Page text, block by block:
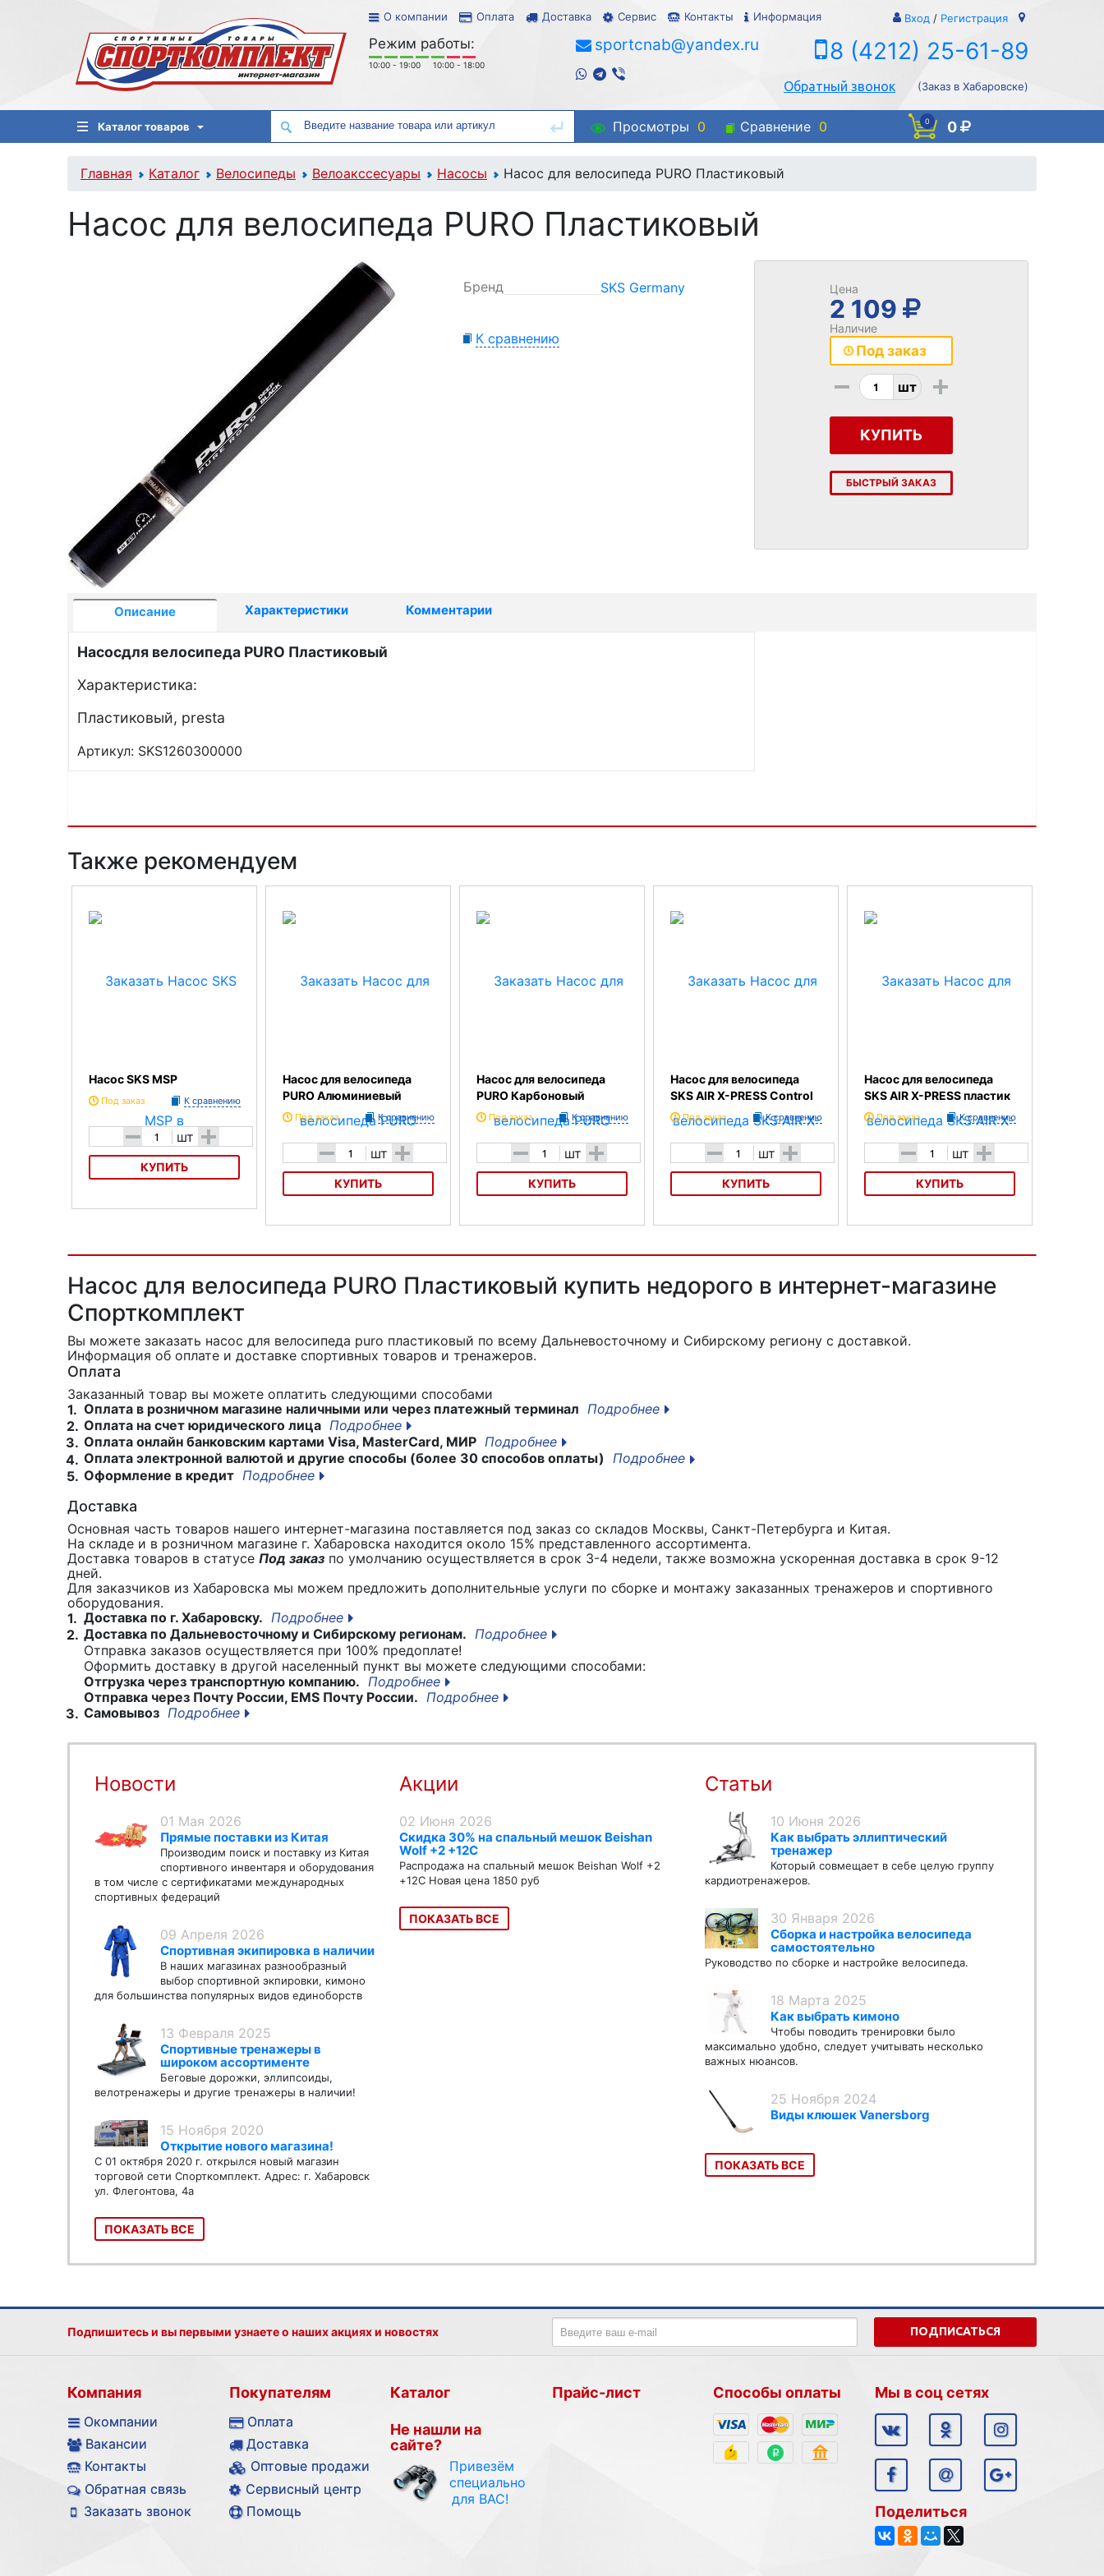
О компании Оплата Доставка Сервис Контакты Информация Вход / Регистрация
Режим работы:
10:00 - 19:00 10:00 - 18:00
sportcnab@yandex.ru 8 (4212) 25-61-89
Обратный звонок (Заказ в Хабаровске)
Каталог товаров Просмотры 0 Сравнение 0 0 0
Главная Каталог Велосипеды Велоакссесуары Насосы Насос для велосипеда PURO Пластиковый
Насос для велосипеда PURO Пластиковый
Бренд SKS Germany
К сравнению
Цена
2 109
Наличие
Под заказ
- шт +
КУПИТЬ
БЫСТРЫЙ ЗАКАЗ
Описание Характеристики Комментарии
Насосдля велосипеда PURO Пластиковый
Характеристика:
Пластиковый, presta
Артикул: SKS1260300000
Также рекомендуем
Насос SKS MSP
Под заказ К сравнению
- шт +
КУПИТЬ
Насос для велосипеда
PURO Алюминиевый
Под заказ К сравнению
- шт +
КУПИТЬ
Насос для велосипеда
PURO Карбоновый
Под заказ К сравнению
- шт +
КУПИТЬ
Насос для велосипеда
SKS AIR X-PRESS Control
Под заказ К сравнению
- шт +
КУПИТЬ
Насос для велосипеда
SKS AIR X-PRESS пластик
Под заказ К сравнению
- шт +
КУПИТЬ
Насос для велосипеда PURO Пластиковый купить недорого в интернет-магазине
Спорткомплект
Вы можете заказать насос для велосипеда puro пластиковый по всему Дальневосточному и Сибирскому региону с доставкой.
Информация об оплате и доставке спортивных товаров и тренажеров.
Оплата
Заказанный товар вы можете оплатить следующими способами
1. Оплата в розничном магазине наличными или через платежный терминал Подробнее
2. Оплата на счет юридического лица Подробнее
3. Оплата онлайн банковским картами Visa, MasterCard, МИР Подробнее
4. Оплата электронной валютой и другие способы (более 30 способов оплаты) Подробнее
5. Оформление в кредит Подробнее
Доставка
Основная часть товаров нашего интернет-магазина поставляется под заказ со складов Москвы, Санкт-Петербурга и Китая.
На складе и в розничном магазине г. Хабаровска находится около 15% представленного ассортимента.
Доставка товаров в статусе Под заказ по умолчанию осуществляется в срок 3-4 недели, также возможна ускоренная доставка в срок 9-12
дней.
Для заказчиков из Хабаровска мы можем предложить дополнительные услуги по сборке и монтажу заказанных тренажеров и спортивного
оборудования.
1. Доставка по г. Хабаровску. Подробнее
2. Доставка по Дальневосточному и Сибирскому регионам. Подробнее
Отправка заказов осуществляется при 100% предоплате!
Оформить доставку в другой населенный пункт вы можете следующими способами:
Отгрузка через транспортную компанию. Подробнее
Отправка через Почту России, EMS Почту России. Подробнее
3. Самовывоз Подробнее
Новости
01 Мая 2026
Прямые поставки из Китая
Производим поиск и поставку из Китая
спортивного инвентаря и оборудования
в том числе с сертификатами международных
спортивных федераций
09 Апреля 2026
Спортивная экипировка в наличии
В наших магазинах разнообразный
выбор спортивной экпировки, кимоно
для большинства популярных видов единоборств
13 Февраля 2025
Спортивные тренажеры в
широком ассортименте
Беговые дорожки, эллипсоиды,
велотренажеры и другие тренажеры в наличии!
15 Ноября 2020
Открытие нового магазина!
С 01 октября 2020 г. открылся новый магазин
торговой сети Спорткомплект. Адрес: г. Хабаровск
ул. Флегонтова, 4а
ПОКАЗАТЬ ВСЕ
Акции
02 Июня 2026
Скидка 30% на спальный мешок Beishan
Wolf +2 +12C
Распродажа на спальный мешок Beishan Wolf +2
+12C Новая цена 1850 руб
ПОКАЗАТЬ ВСЕ
Статьи
10 Июня 2026
Как выбрать эллиптический
тренажер
Который совмещает в себе целую группу
кардиотренажеров.
30 Января 2026
Сборка и настройка велосипеда
самостоятельно
Руководство по сборке и настройке велосипеда.
18 Марта 2025
Как выбрать кимоно
Чтобы поводить тренировки было
максимально удобно, следует учитывать несколько
важных нюансов.
25 Ноября 2024
Виды клюшек Vanersborg
ПОКАЗАТЬ ВСЕ
Подпишитесь и вы первыми узнаете о наших акциях и новостях ПОДПИСАТЬСЯ
Компания
Окомпании
Вакансии
Контакты
Обратная связь
Заказать звонок
Покупателям
Оплата
Доставка
Оптовые продажи
Сервисный центр
Помощь
Каталог
Не нашли на
сайте?
Привезём
специально
для ВАС!
Прайс-лист Способы оплаты Мы в соц сетях
Поделиться